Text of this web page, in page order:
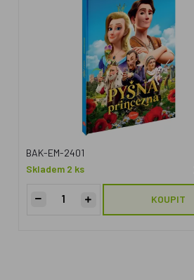
BAK-EM-2401
Skladem 2 ks
KOUPIT